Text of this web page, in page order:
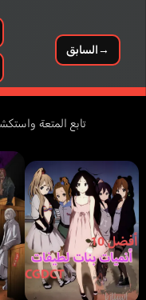
Darazi Estelle
فرنسي
→السابق
تابع المتعة